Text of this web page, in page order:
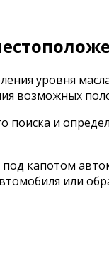
уровня
возможных
поиска и
капотом
или